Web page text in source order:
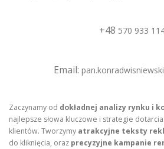
+48 570 933
Email:
Zaczynamy od dokładnej analizy rynku i
najlepsze słowa kluczowe i strategie
klientów. Tworzymy atrakcyjne teksty
do kliknięcia, oraz precyzyjne kampanie